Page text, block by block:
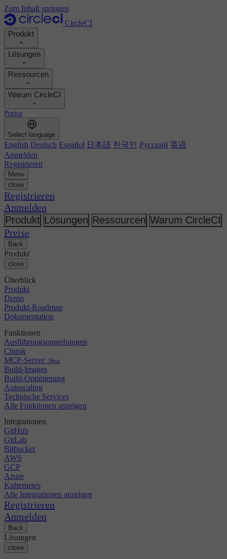
Zum Inhalt springen
CircleCI
Produkt
Produkt
Demo
Produkt-Roadmap
Dokumentation
Ausführungsumgebungen
Chunk
MCP-ServerNeu
Build-Images
Build-Optimierung
Autoscaling
Technische Services
GitHub
GitLab
Bitbucket
AWS
GCP
Azure
Kubernetes
Lösungen
Entwickler
Platform-Engineers
Sicherheitsingenieure
Engineering-Manager
Führungskräfte
KI-Agenten
Automatisierung
Kontinuierliche Integration
Mobile
KI
Release-Orchestrierung
Sicherheit & Compliance
Enterprise
KMU
Startup
Ressourcen
Dokumentation
Support-Portal
Orbs-Registry
Image-Registry
Kundengeschichten
Berichte & Leitfäden
Podcast
Blog
Themen
Changelog
Veranstaltungen
Diskussionsforum
Open Source
Warum CircleCI
ROI berechnen
Entwicklerproduktivität steigern
Vergleichen Sie Ihr Team
Kundenerfolge ansehen
CircleCI vs GitHub Actions
CircleCI vs Harness
CircleCI vs Harness
CircleCI vs Jenkins
CircleCI vs Bitrise
Über uns
Partner
Newsroom
Preise
Select language
English Deutsch Español 日本語 한국인 Русский 英语
Anmelden
Registrieren
Menu
close
Registrieren
Anmelden
Produkt Lösungen Ressourcen Warum CircleCI
Preise
Back
Produkt
close
Überblick
Produkt
Demo
Produkt-Roadmap
Dokumentation
Funktionen
Ausführungsumgebungen
Chunk
MCP-Server Neu
Build-Images
Build-Optimierung
Autoscaling
Technische Services
Alle Funktionen anzeigen
Integrationen
GitHub
GitLab
Bitbucket
AWS
GCP
Azure
Kubernetes
Alle Integrationen anzeigen
Registrieren
Anmelden
Back
Lösungen
close